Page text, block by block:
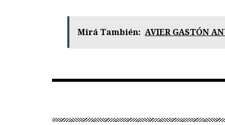
Mirá También: AVIER GASTÓN